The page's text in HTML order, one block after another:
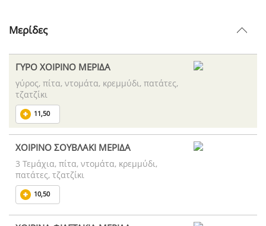
Μερίδες
ΓΥΡΟ ΧΟΙΡΙΝΟ ΜΕΡΙΔΑ
γύρος, πίτα, ντομάτα, κρεμμύδι, πατάτες,
τζατζίκι
11,50
ΧΟΙΡΙΝΟ ΣΟΥΒΛΑΚΙ ΜΕΡΙΔΑ
3 Τεμάχια, πίτα, ντομάτα, κρεμμύδι,
πατάτες, τζατζίκι
10,50